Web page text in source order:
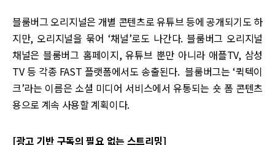
블룸버그 오리지널은 개별 콘텐츠로 유튜브 등에 공개되기도 하
지만, 오리지널을 묶어 ‘채널’로도 나간다. 블룸버그 오리지널
채널은 블룸버그 홈페이지, 유튜브 뿐만 아니라 애플TV, 삼성
TV 등 각종 FAST 플랫폼에서도 송출된다. 블룸버그는 ‘퀵텍이
크’라는 이름은 소셜 미디어 서비스에서 유통되는 숏 폼 콘텐츠
용으로 계속 사용할 계획이다.
[광고 기반 구독의 필요 없는 스트리밍]